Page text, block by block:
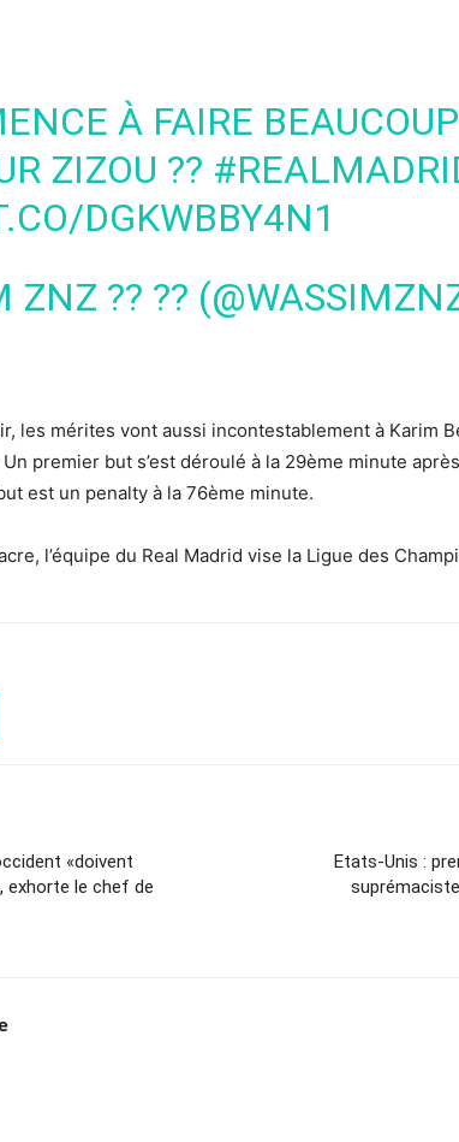
À FAIRE
ZIZOU ??
DGKWBBY4N1
ZNZ ?? ??
les mérites vont aussi incontestablement à Karim
premier but s’est déroulé à la 29ème minute
est un penalty à la 76ème minute.
l’équipe du Real Madrid vise la Ligue des
«doivent
exhorte le chef de
Etats-Unis :